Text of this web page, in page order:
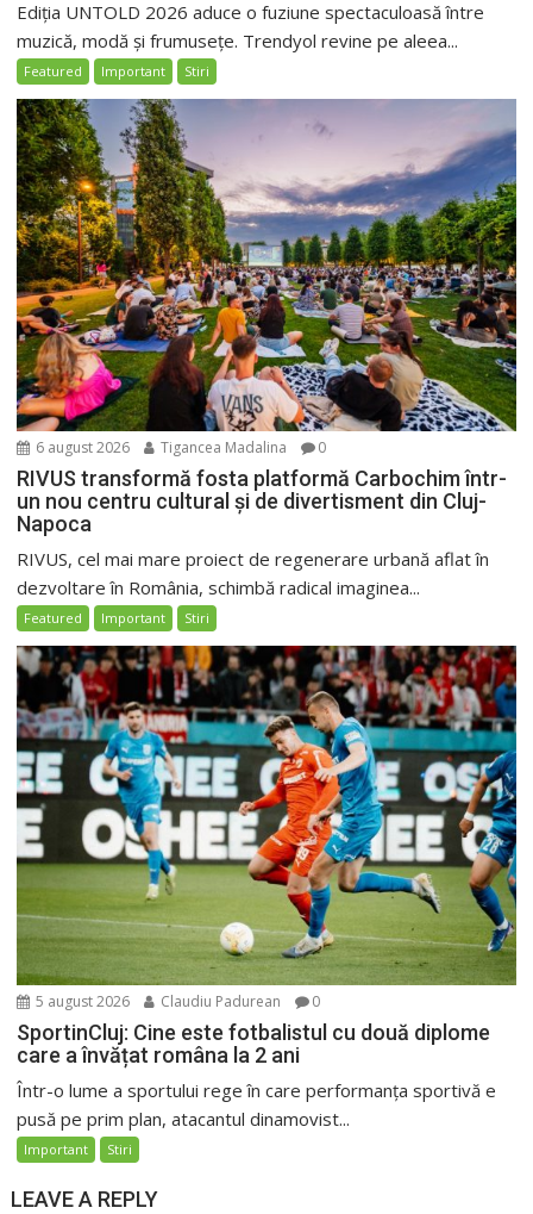
Ediția UNTOLD 2026 aduce o fuziune spectaculoasă între
muzică, modă și frumusețe. Trendyol revine pe aleea...
Featured Important Stiri
6 august 2026 Tigancea Madalina 0
RIVUS transformă fosta platformă Carbochim într-
un nou centru cultural și de divertisment din Cluj-
Napoca
RIVUS, cel mai mare proiect de regenerare urbană aflat în
dezvoltare în România, schimbă radical imaginea...
Featured Important Stiri
5 august 2026 Claudiu Padurean 0
SportinCluj: Cine este fotbalistul cu două diplome
care a învățat româna la 2 ani
Într-o lume a sportului rege în care performanța sportivă e
pusă pe prim plan, atacantul dinamovist...
Important Stiri
LEAVE A REPLY